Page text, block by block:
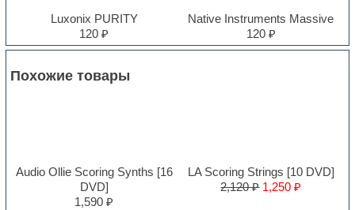
Luxonix PURITY
120 ₽
Native Instruments Massive
120 ₽
Похожие товары
Audio Ollie Scoring Synths [16
DVD]
1,590 ₽
LA Scoring Strings [10 DVD]
2,120 ₽ 1,250 ₽